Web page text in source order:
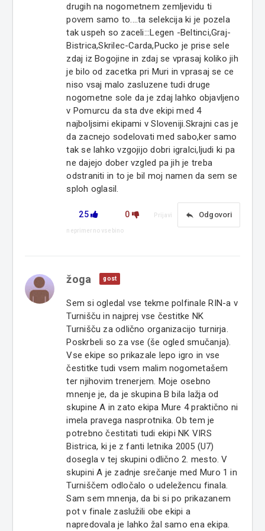
drugih na nogometnem zemljevidu ti
povem samo to....ta selekcija ki je pozela
tak uspeh so zaceli:::Legen -Beltinci,Graj-
Bistrica,Skrilec-Carda,Pucko je prise sele
zdaj iz Bogojine in zdaj se vprasaj koliko jih
je bilo od zacetka pri Muri in vprasaj se ce
niso vsaj malo zasluzene tudi druge
nogometne sole da je zdaj lahko objavljeno
v Pomurcu da sta dve ekipi med 4
najboljsimi ekipami v Sloveniji.Skrajni cas je
da zacnejo sodelovati med sabo,ker samo
tak se lahko vzgojijo dobri igralci,ljudi ki pa
ne dajejo dober vzgled pa jih je treba
odstraniti in to je bil moj namen da sem se
sploh oglasil.
25 0 reply Odgovori
Prijavi
neprimerno vsebino
žoga gost
Sem si ogledal vse tekme polfinale RIN-a v
Turnišču in najprej vse čestitke NK
Turnišču za odlično organizacijo turnirja.
Poskrbeli so za vse (še ogled smučanja).
Vse ekipe so prikazale lepo igro in vse
čestitke tudi vsem malim nogometašem
ter njihovim trenerjem. Moje osebno
mnenje je, da je skupina B bila lažja od
skupine A in zato ekipa Mure 4 praktično ni
imela pravega nasprotnika. Ob tem je
potrebno čestitati tudi ekipi NK VIRS
Bistrica, ki je z fanti letnika 2005 (U7)
dosegla v tej skupini odlično 2. mesto. V
skupini A je zadnje srečanje med Muro 1 in
Turniščem odločalo o udeležencu finala.
Sam sem mnenja, da bi si po prikazanem
pot v finale zaslužili obe ekipi a
napredovala je lahko žal samo ena ekipa.